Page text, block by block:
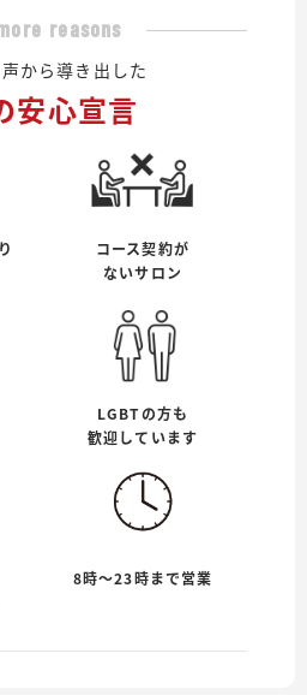
reasons
から導き出した
安心宣言
コース契約が
ないサロン
LGBTの方も
歓迎しています
8時〜23時まで営業